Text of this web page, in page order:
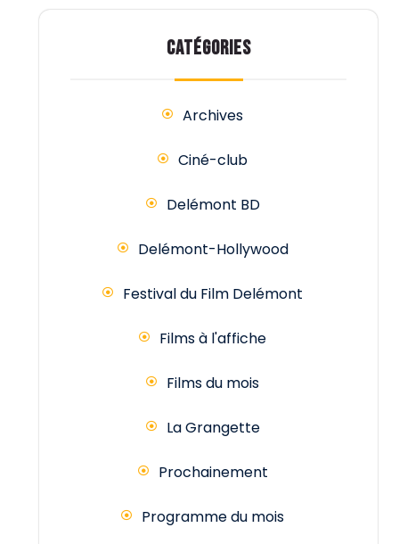
des
CATÉGORIES
Archives
Ciné-club
Delémont BD
Delémont-Hollywood
Festival du Film Delémont
Films à l'affiche
Films du mois
La Grangette
Prochainement
Programme du mois